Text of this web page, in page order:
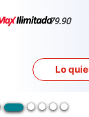
79.90
Lo